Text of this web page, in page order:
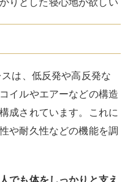
適に眠れます。厚みがあ
期的に使用できるメリッ
クリーニングができる製
構造を使用しているため
マットレスと比べると、
ることがあります。サイ
料や設置費用もかかりま